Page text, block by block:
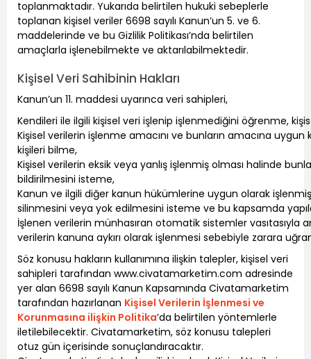
toplanmaktadır. Yukarıda belirtilen hukuki sebeplerle
toplanan kişisel veriler 6698 sayılı Kanun’un 5. ve 6.
maddelerinde ve bu Gizlilik Politikası’nda belirtilen
amaçlarla işlenebilmekte ve aktarılabilmektedir.
Kişisel Veri Sahibinin Hakları
Kanun’un 11. maddesi uyarınca veri sahipleri,
Kendileri ile ilgili kişisel veri işlenip işlenmediğini öğrenme,
Kişisel verilerin işlenme amacını ve bunların amacına uygun
kişileri bilme,
Kişisel verilerin eksik veya yanlış işlenmiş olması halinde
bildirilmesini isteme,
Kanun ve ilgili diğer kanun hükümlerine uygun olarak
silinmesini veya yok edilmesini isteme ve bu kapsamda
İşlenen verilerin münhasıran otomatik sistemler
verilerin kanuna aykırı olarak işlenmesi sebebiyle zarara
Söz konusu hakların kullanımına ilişkin talepler, kişisel veri
sahipleri tarafından www.civatamarketim.com adresinde
yer alan 6698 sayılı Kanun Kapsamında Civatamarketim
tarafından hazırlanan Kişisel Verilerin İşlenmesi ve
Korunmasına ilişkin Politika’da belirtilen yöntemlerle
iletilebilecektir. Civatamarketim, söz konusu talepleri
otuz gün içerisinde sonuçlandıracaktır.